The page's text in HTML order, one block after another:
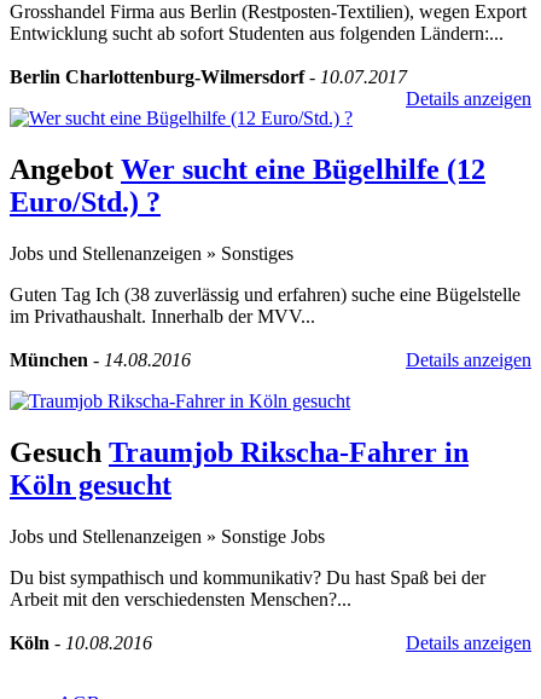
Grosshandel Firma aus Berlin (Restposten-Textilien), wegen Export
Entwicklung sucht ab sofort Studenten aus folgenden Ländern:...
Berlin Charlottenburg-Wilmersdorf- 10.07.2017
Details anzeigen
Angebot Wer sucht eine Bügelhilfe (12
Euro/Std.) ?
Jobs und Stellenanzeigen » Sonstiges
Guten Tag Ich (38 zuverlässig und erfahren) suche eine Bügelstelle
im Privathaushalt. Innerhalb der MVV...
München - 14.08.2016 Details anzeigen
Gesuch Traumjob Rikscha-Fahrer in
Köln gesucht
Jobs und Stellenanzeigen » Sonstige Jobs
Du bist sympathisch und kommunikativ? Du hast Spaß bei der
Arbeit mit den verschiedensten Menschen?...
Köln - 10.08.2016 Details anzeigen